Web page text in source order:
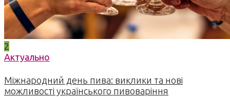
2
Актуально
Міжнародний день пива: виклики та нові
можливості українського пивоваріння